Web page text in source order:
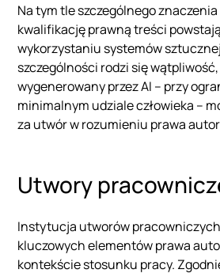
Na tym tle szczególnego
kwalifikację prawną treści
wykorzystaniu systemów
szczególności rodzi się
wygenerowany przez AI – przy
minimalnym udziale człowieka –
za utwór w rozumieniu prawa
Utwory
Instytucja utworów
kluczowych elementów prawa
kontekście stosunku pracy.